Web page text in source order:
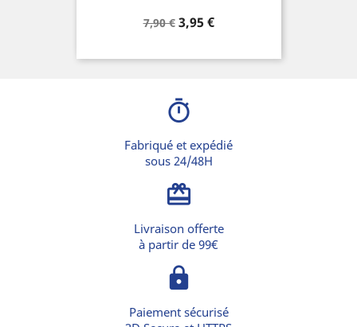
Prix
7,90 € Prix
3,95 €
timer
Fabriqué et expédié
sous 24/48H
card_giftcard
Livraison offerte
à partir de 99€
lock
Paiement sécurisé